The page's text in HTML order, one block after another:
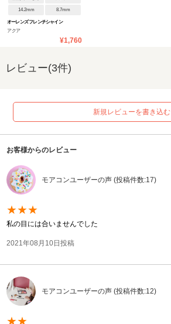
14.2mm 8.7mm
オーレンズ フレンチシャイン
アクア
¥1,760
レビュー(3件)
新規レビューを書き込む
お客様からのレビュー
モアコンユーザーの声 (投稿件数:17)
★★★
私の目には合いませんでした
2021年08月10日投稿
モアコンユーザーの声 (投稿件数:12)
★★